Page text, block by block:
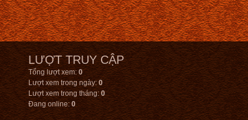
LƯỢT TRUY CẬP
Tổng lượt xem:0
Lượt xem trong ngày:0
Lượt xem trong tháng:0
Đang online:0